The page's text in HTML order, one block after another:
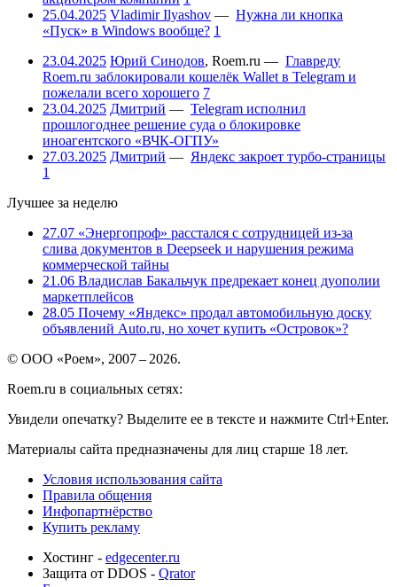
25.04.2025 Vladimir Ilyashov — Нужна ли кнопка
«Пуск» в Windows вообще? 1
23.04.2025 Юрий Синодов, Roem.ru — Главреду
Roem.ru заблокировали кошелёк Wallet в Telegram и
пожелали всего хорошего 7
23.04.2025 Дмитрий — Telegram исполнил
прошлогоднее решение суда о блокировке
иноагентского «ВЧК-ОГПУ»
27.03.2025 Дмитрий — Яндекс закроет турбо-страницы
1
Лучшее за неделю
27.07 «Энергопроф» расстался с сотрудницей из-за
слива документов в Deepseek и нарушения режима
коммерческой тайны
21.06 Владислав Бакальчук предрекает конец дуополии
маркетплейсов
28.05 Почему «Яндекс» продал автомобильную доску
объявлений Auto.ru, но хочет купить «Островок»?
© ООО «Роем», 2007 – 2026.
Roem.ru в социальных сетях:
Увидели опечатку? Выделите ее в тексте и нажмите Ctrl+Enter.
Материалы сайта предназначены для лиц старше 18 лет.
Условия использования сайта
Правила общения
Инфопартнёрство
Купить рекламу
Хостинг - edgecenter.ru
Защита от DDOS - Qrator